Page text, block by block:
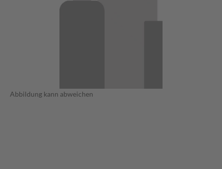
Abbildung kann abweichen